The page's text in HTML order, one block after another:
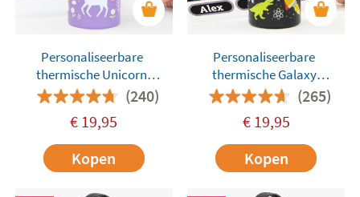
Personaliseerbare
thermische Unicorn
Dreams drinkfles van
roestvrij staal voor
kinderen van A Little Lovely
Company
(240)
€ 19,95
Kopen
Personaliseerbare
thermische Galaxy
drinkfles van roestvrij staal
voor kinderen van A Little
Lovely Company
(265)
€ 19,95
Kopen